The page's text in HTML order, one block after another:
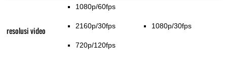
resolusi video
1080p/60fps
2160p/30fps
720p/120fps
1080p/30fps